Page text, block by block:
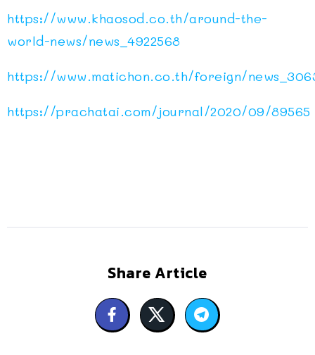
https://www.khaosod.co.th/around-the-
world-news/news_4922568
https://www.matichon.co.th/foreign/
https://prachatai.com/journal/2020/09/89565
Share Article